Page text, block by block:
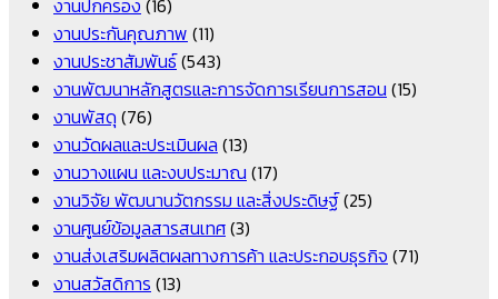
งานปกครอง (16)
งานประกันคุณภาพ (11)
งานประชาสัมพันธ์(543)
งานพัฒนาหลักสูตรและการจัดการเรียนการสอน (15)
งานพัสดุ (76)
งานวัดผลและประเมินผล (13)
งานวางแผน และงบประมาณ (17)
งานวิจัย พัฒนานวัตกรรม และสิ่งประดิษฐ์(25)
งานศูนย์ข้อมูลสารสนเทศ(3)
งานส่งเสริมผลิตผลทางการค้า และประกอบธุรกิจ (71)
งานสวัสดิการ (13)